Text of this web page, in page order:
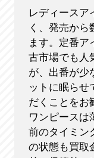
レディースア
く、発売から
ます。定番ア
古市場でも人
が、出番が少
ットに眠らせ
だくことをお
ワンピースは
前のタイミン
の状態も買取